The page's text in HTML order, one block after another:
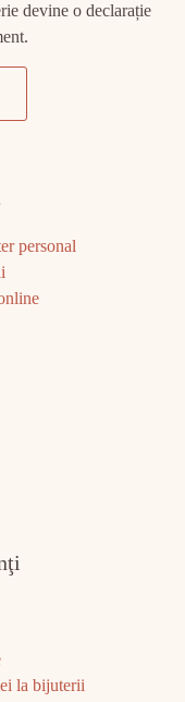
devine o declarație
personal
la bijuterii